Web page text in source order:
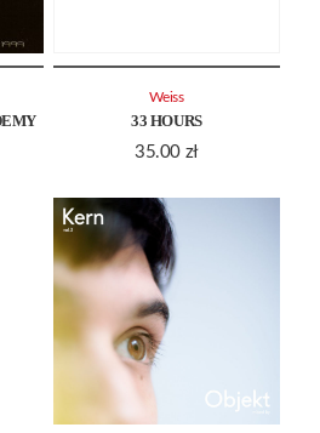
33 HOURS
35.00 zł
Weiss